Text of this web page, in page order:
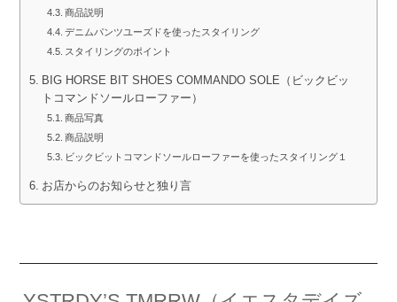
商品説明
デニムパンツユーズドを使ったスタイリング
スタイリングのポイント
BIG HORSE BIT SHOES COMMANDO SOLE（ビックビッ
トコマンドソールローファー）
商品写真
商品説明
ビックビットコマンドソールローファーを使ったスタイリング１
お店からのお知らせと独り言